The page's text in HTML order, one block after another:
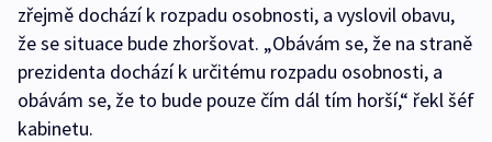
zřejmě dochází k rozpadu osobnosti, a vyslovil obavu,
že se situace bude zhoršovat. „Obávám se, že na straně
prezidenta dochází k určitému rozpadu osobnosti, a
obávám se, že to bude pouze čím dál tím horší,“ řekl šéf
kabinetu.